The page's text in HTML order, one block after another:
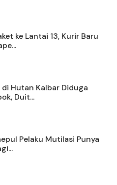
ke Lantai 13, Kurir Baru
Hutan Kalbar Diduga
Duit...
Pelaku Mutilasi Punya